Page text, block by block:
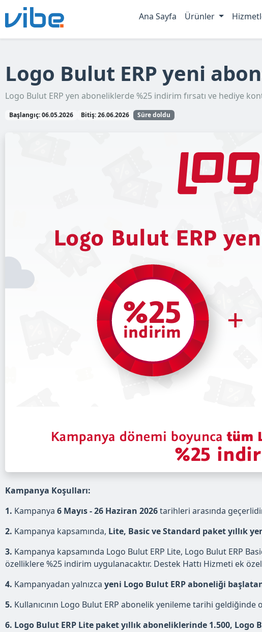
Ana Sayfa Ürünler
Logo Bulut ERP yeni
Logo Bulut ERP yen aboneliklerde %25 indirim fırsatı ve hediye
Başlangıç: 06.05.2026 Bitiş: 26.06.2026 Süre doldu
Kampanya Koşulları:
1. Kampanya 6 Mayıs - 26 Haziran 2026tarihleri arasında
2. Kampanya kapsamında, Lite, Basic ve Standard paket yıllık
3. Kampanya kapsamında Logo Bulut ERP Lite, Logo Bulut ERP
özelliklere %25 indirim uygulanacaktır. Destek Hattı Hizmeti ek
4. Kampanyadan yalnızca yeni Logo Bulut ERP aboneliği
5. Kullanıcının Logo Bulut ERP abonelik yenileme tarihi
6. Logo Bulut ERP Lite paket yıllık aboneliklerinde 1.500,